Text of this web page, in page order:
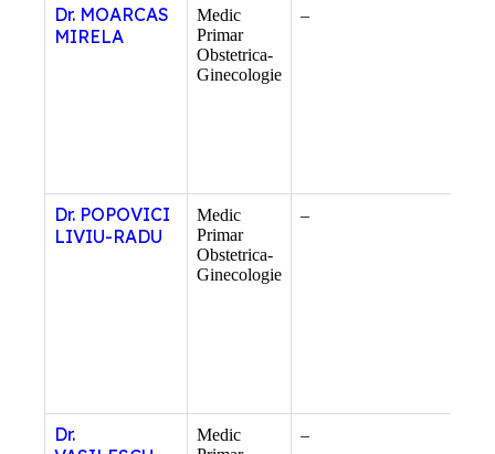
Dr. MOARCAS
MIRELA
Medic
Primar
Obstetrica-
Ginecologie
–
Dr. POPOVICI
LIVIU-RADU
Medic
Primar
Obstetrica-
Ginecologie
–
Dr.
Medic
–